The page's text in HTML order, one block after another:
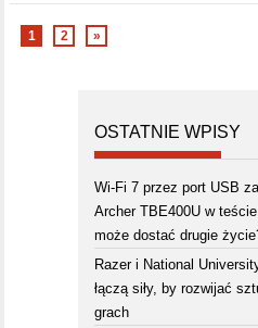
1 2 »
OSTATNIE WPISY
Wi-Fi 7 przez port USB
Archer TBE400U w
może dostać drugie
Razer i National
łączą siły, by rozwijać
grach